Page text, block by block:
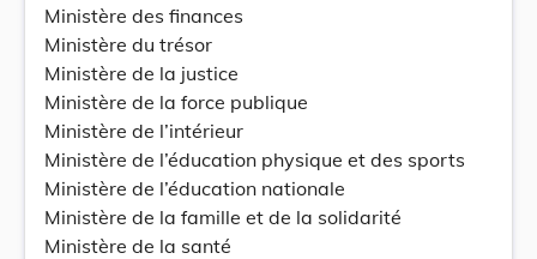
Ministère des finances
Ministère du trésor
Ministère de la justice
Ministère de la force publique
Ministère de l’intérieur
Ministère de l’éducation physique et des sports
Ministère de l’éducation nationale
Ministère de la famille et de la solidarité
Ministère de la santé